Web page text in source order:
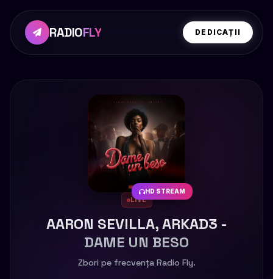
RADIOFLY DEDICAȚII
HD STREAM
LIVE
AARON SEVILLA, ARKAD3 -
DAME UN BESO
Zbori pe frecvența Radio Fly.